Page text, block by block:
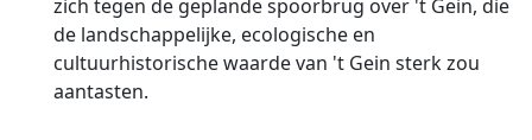
zich tegen de geplande spoorbrug over 't Gein, die
de landschappelijke, ecologische en
cultuurhistorische waarde van 't Gein sterk zou
aantasten.